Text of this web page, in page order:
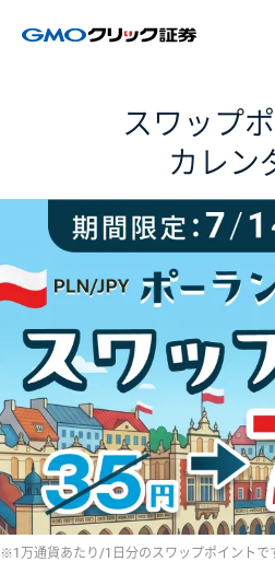
スワップ
カレン
※1万通貨あたり/1日分のスワップポイント